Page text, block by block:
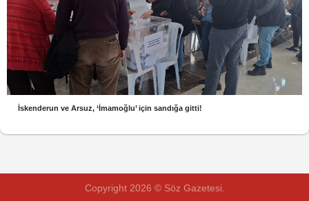
İskenderun ve Arsuz, ‘İmamoğlu’ için sandığa gitti!
Copyright 2026 © Söz Gazetesi.